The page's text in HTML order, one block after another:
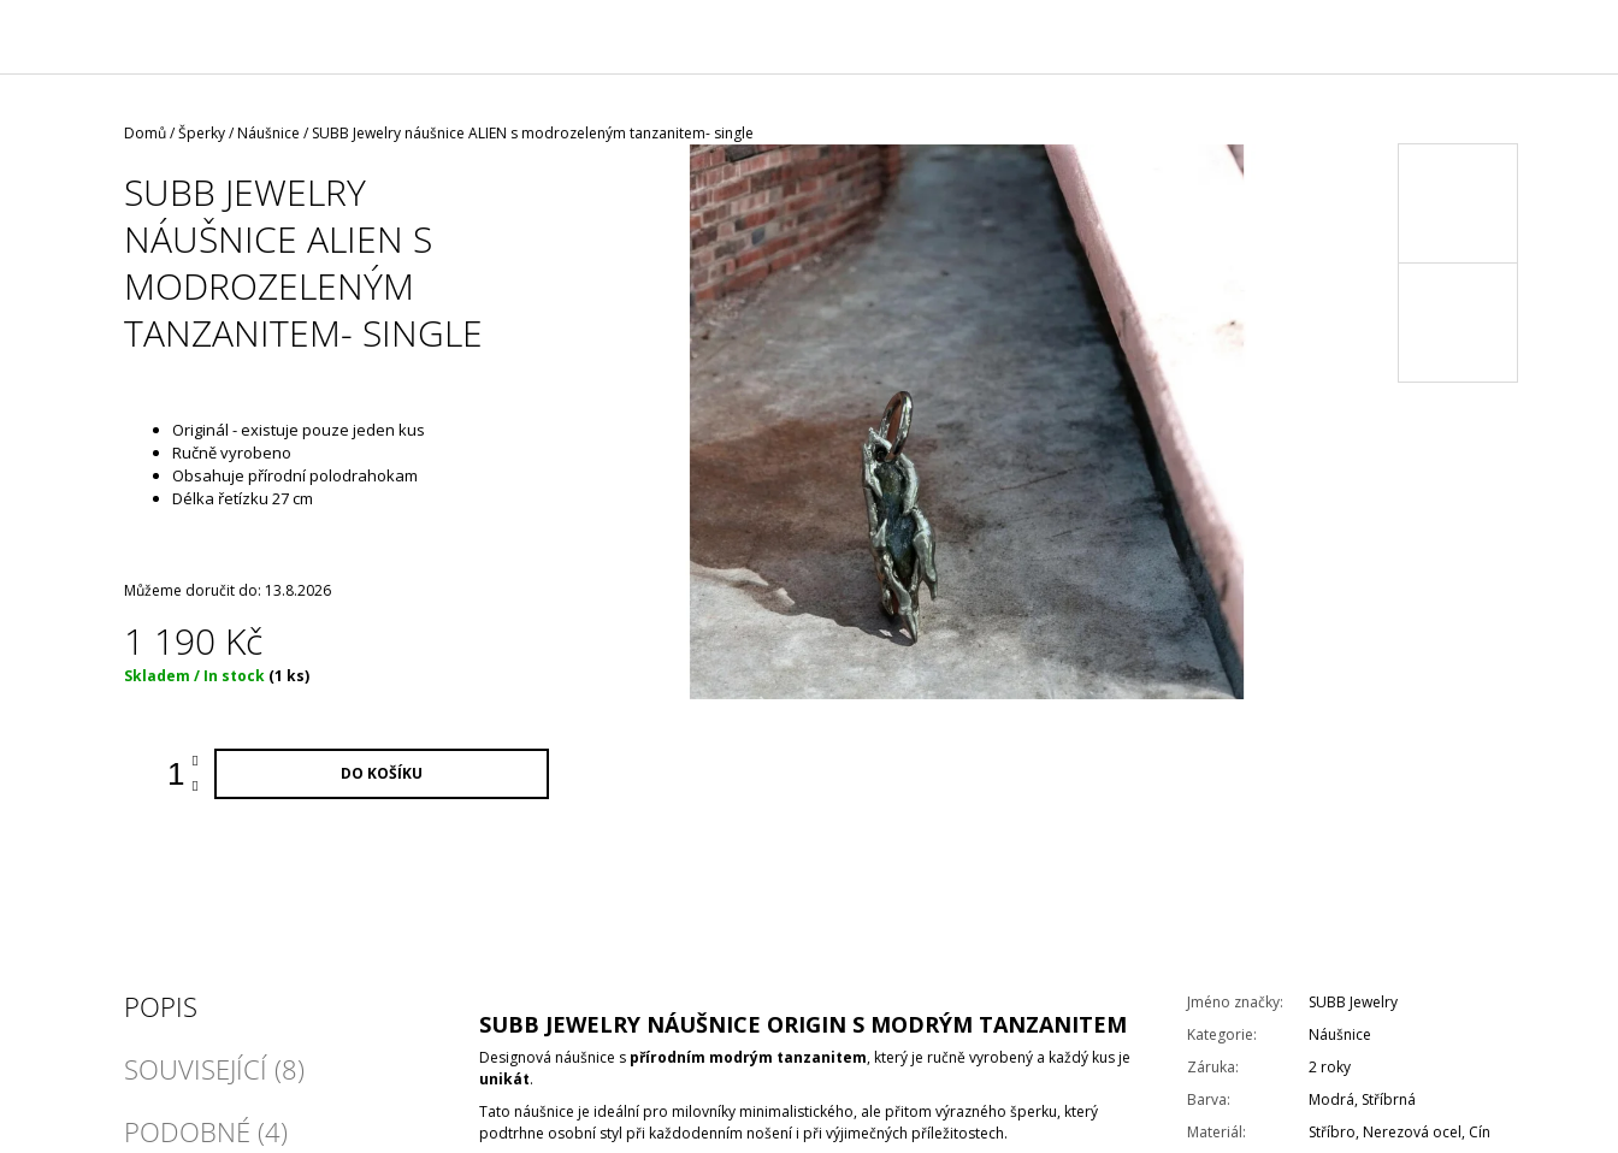
Domů/Šperky/Náušnice / SUBB Jewelry náušnice ALIEN s modrozeleným tanzanitem- single
SUBB JEWELRY
NÁUŠNICE ALIEN S
MODROZELENÝM
TANZANITEM- SINGLE
Originál - existuje pouze jeden kus
Ručně vyrobeno
Obsahuje přírodní polodrahokam
Délka řetízku 27 cm
Můžeme doručit do: 13.8.2026
1 190 Kč
Měrná
Skladem / In stock (1 ks)
DO KOŠÍKU
POPIS
SOUVISEJÍCÍ (8)
PODOBNÉ (4)
SUBB JEWELRY NÁUŠNICE ORIGIN S MODRÝM TANZANITEM
Designová náušnice s přírodním modrým tanzanitem, který je ručně vyrobený a každý kus je
unikát.
Tato náušnice je ideální pro milovníky minimalistického, ale přitom výrazného šperku, který
podtrhne osobní styl při každodenním nošení i při výjimečných příležitostech.
Jméno značky:
SUBB Jewelry
Kategorie:
Náušnice
Záruka:
2 roky
Barva: Modrá, Stříbrná
Materiál:
Stříbro, Nerezová ocel, Cín